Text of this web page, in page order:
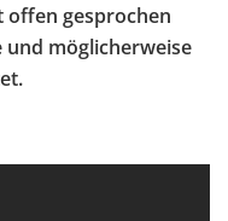
offen gesprochen
und möglicherweise